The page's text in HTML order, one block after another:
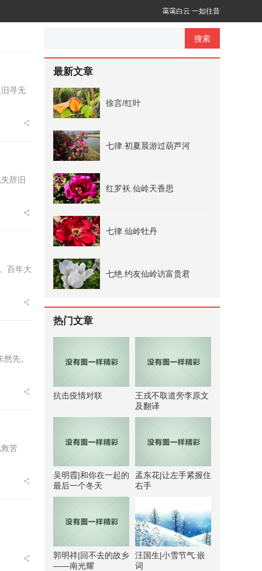
霭霭白云 一如往昔
寻无
辞旧
百年大
先。
苦
搜索
最新文章
徐言/红叶
七律.初夏晨游过葫芦河
红罗袄.仙岭天香思
七律.仙岭牡丹
七绝.约友仙岭访富贵君
热门文章
抗击疫情对联
王戎不取道旁李原文
及翻译
吴明霞|和你在一起的
最后一个冬天
孟东花|让左手紧握住
右手
郭明祥|回不去的故乡
——南光耀
汪国生|小雪节气:嵌
词